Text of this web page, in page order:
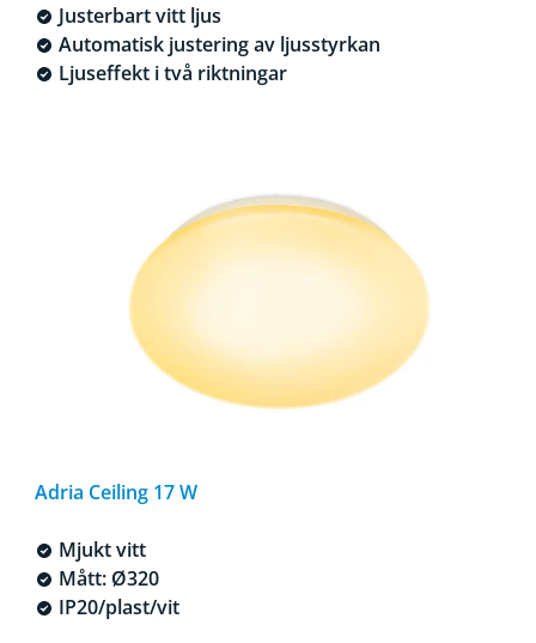
Justerbart vitt ljus
Automatisk justering av ljusstyrkan
Ljuseffekt i två riktningar
Adria Ceiling 17 W
Mjukt vitt
Mått: Ø320
IP20/plast/vit